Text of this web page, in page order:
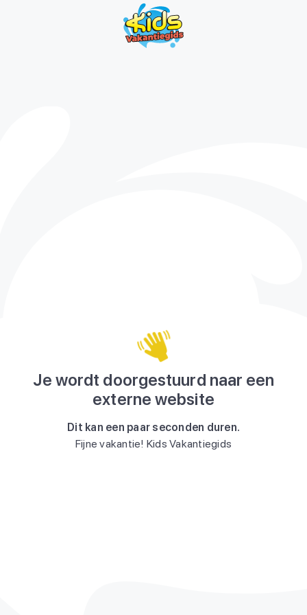
Je wordt doorgestuurd naar een
externe website
Dit kan een paar seconden duren.
Fijne vakantie! Kids Vakantiegids